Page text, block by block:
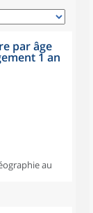
par âge
1 an
au